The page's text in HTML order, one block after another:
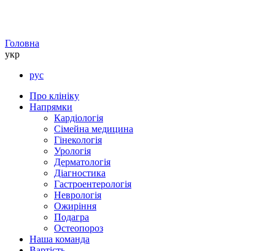
Головна
укр
рус
Про клініку
Напрямки
Кардіологія
Сімейна медицина
Гінекологія
Урологія
Дерматологія
Діагностика
Гастроентерологія
Неврологія
Ожиріння
Подагра
Остеопороз
Наша команда